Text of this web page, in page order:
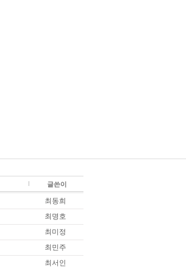
글쓴이
최동희
최명호
최미정
최민주
최서인